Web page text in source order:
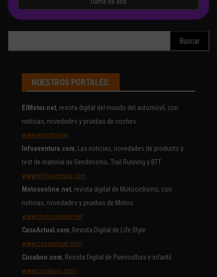
NUESTROS PORTALES:
ElMotor.net, revista digital del mundo del automóvil, con
noticias, novedades y pruebas de coches
www.elmotor.net
Infoaventura.com, Las noticias, novedades de producto y
test de material de Senderismo, Trail Running y BTT
www.infoaventura.com
Motosonline.net, revista digital de Motociclismo, con
noticias, novedades y pruebas de Motos
www.motosonline.net
CasaActual.com, Revista Digital de Life Style
www.casaactual.com
Cucaboo.com, Revista Digital de Puericultura e infantil
www.cucaboo.com